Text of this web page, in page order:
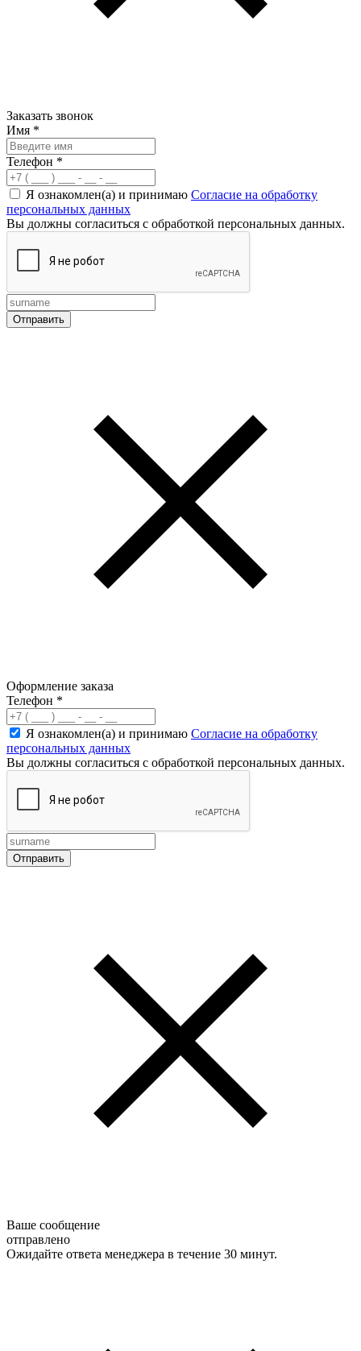
Заказать звонок
Имя *
Телефон *
Я ознакомлен(а) и принимаю Согласие на обработку
персональных данных
Вы должны согласиться с обработкой персональных данных.
Оформление заказа
Телефон *
Я ознакомлен(а) и принимаю Согласие на обработку
персональных данных
Вы должны согласиться с обработкой персональных данных.
Ваше сообщение
отправлено
Ожидайте ответа менеджера в течение 30 минут.